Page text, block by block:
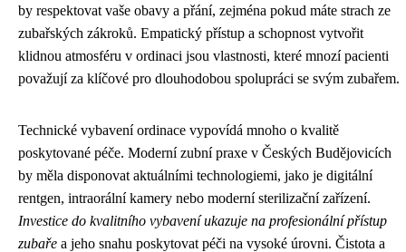
by respektovat vaše obavy a přání, zejména pokud máte strach ze
zubařských zákroků. Empatický přístup a schopnost vytvořit
klidnou atmosféru v ordinaci jsou vlastnosti, které mnozí pacienti
považují za klíčové pro dlouhodobou spolupráci se svým zubařem.
Technické vybavení ordinace vypovídá mnoho o kvalitě
poskytované péče. Moderní zubní praxe v Českých Budějovicích
by měla disponovat aktuálními technologiemi, jako je digitální
rentgen, intraorální kamery nebo moderní sterilizační zařízení.
Investice do kvalitního vybavení ukazuje na profesionální přístup
zubaře a jeho snahu poskytovat péči na vysoké úrovni. Čistota a